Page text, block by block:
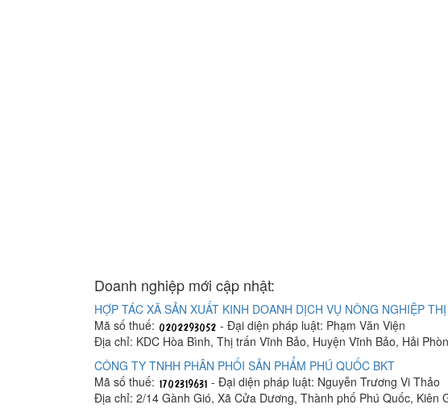
Doanh nghiệp mới cập nhật:
HỢP TÁC XÃ SẢN XUẤT KINH DOANH DỊCH VỤ NÔNG NGHIỆP
Mã số thuế:
- Đại diện pháp luật: Phạm Văn Viện
Địa chỉ: KDC Hòa Bình, Thị trấn Vĩnh Bảo, Huyện Vĩnh Bảo, Hải
CÔNG TY TNHH PHÂN PHỐI SẢN PHẨM PHÚ QUỐC BKT
Mã số thuế:
- Đại diện pháp luật: Nguyễn Trương Vi Thảo
Địa chỉ: 2/14 Gành Gió, Xã Cửa Dương, Thành phố Phú Quốc, Kiên